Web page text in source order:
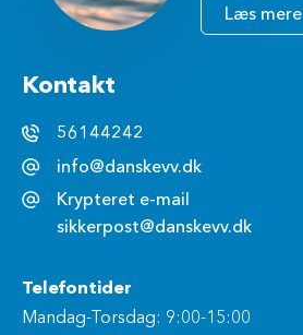
Læs mere
Kontakt
56144242
info@danskevv.dk
Krypteret e-mail
sikkerpost@danskevv.dk
Telefontider
Mandag-Torsdag: 9:00-15:00